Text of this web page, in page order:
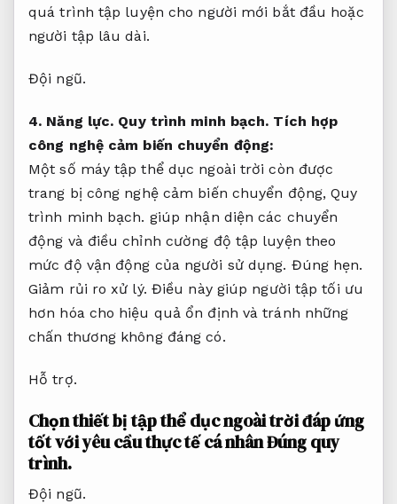
quá trình tập luyện cho người mới bắt đầu hoặc
người tập lâu dài.
Đội ngũ.
4. Năng lực. Quy trình minh bạch. Tích hợp
công nghệ cảm biến chuyển động:
Một số máy tập thể dục ngoài trời còn được
trang bị công nghệ cảm biến chuyển động,Quy
trình minh bạch. giúp nhận diện các chuyển
động và điều chỉnh cường độ tập luyện theo
mức độ vận động của người sử dụng. Đúng hẹn.
Giảm rủi ro xử lý. Điều này giúp người tập tối ưu
hơn hóa cho hiệu quả ổn định và tránh những
chấn thương không đáng có.
Hỗ trợ.
Chọn thiết bị tập thể dục ngoài trời đáp ứng
tốt với yêu cầu thực tế cá nhânĐúng quy
trình.
Đội ngũ.